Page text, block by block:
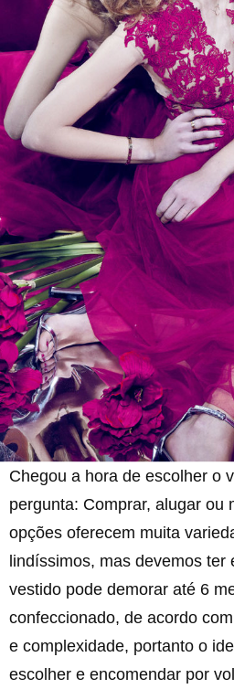
Chegou a hora de escolher o
pergunta: Comprar, alugar ou
opções oferecem muita
lindíssimos, mas devemos ter
vestido pode demorar até 6
confeccionado, de acordo
e complexidade, portanto o
escolher e encomendar por